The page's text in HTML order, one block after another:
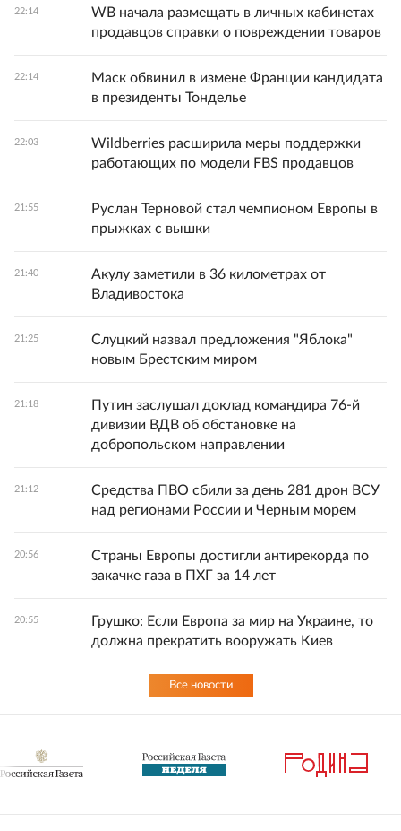
22:14
WB начала размещать в личных кабинетах
продавцов справки о повреждении товаров
22:14
Маск обвинил в измене Франции кандидата
в президенты Тонделье
22:03
Wildberries расширила меры поддержки
работающих по модели FBS продавцов
21:55
Руслан Терновой стал чемпионом Европы в
прыжках с вышки
21:40
Акулу заметили в 36 километрах от
Владивостока
21:25
Слуцкий назвал предложения "Яблока"
новым Брестским миром
21:18
Путин заслушал доклад командира 76-й
дивизии ВДВ об обстановке на
добропольском направлении
21:12
Средства ПВО сбили за день 281 дрон ВСУ
над регионами России и Черным морем
20:56
Страны Европы достигли антирекорда по
закачке газа в ПХГ за 14 лет
20:55
Грушко: Если Европа за мир на Украине, то
должна прекратить вооружать Киев
Все новости